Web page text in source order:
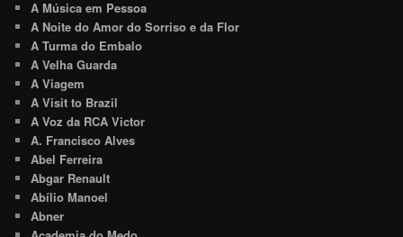
A Música em Pessoa
A Noite do Amor do Sorriso e da Flor
A Turma do Embalo
A Velha Guarda
A Viagem
A Visit to Brazil
A Voz da RCA Victor
A. Francisco Alves
Abel Ferreira
Abgar Renault
Abílio Manoel
Abner